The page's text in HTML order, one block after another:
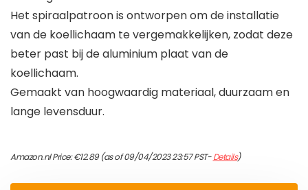
Het spiraalpatroon is ontworpen om de installatie
van de koellichaam te vergemakkelijken, zodat deze
beter past bij de aluminium plaat van de
koellichaam.
Gemaakt van hoogwaardig materiaal, duurzaam en
lange levensduur.
Amazon.nl Price:€12.89(as of 09/04/2023 23:57 PST-Details)